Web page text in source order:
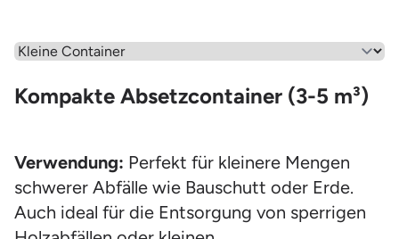
Wähle einen Menüpunkt aus
Kompakte Absetzcontainer (3-5 m³)
Verwendung: Perfekt für kleinere Mengen
schwerer Abfälle wie Bauschutt oder Erde.
Auch ideal für die Entsorgung von sperrigen